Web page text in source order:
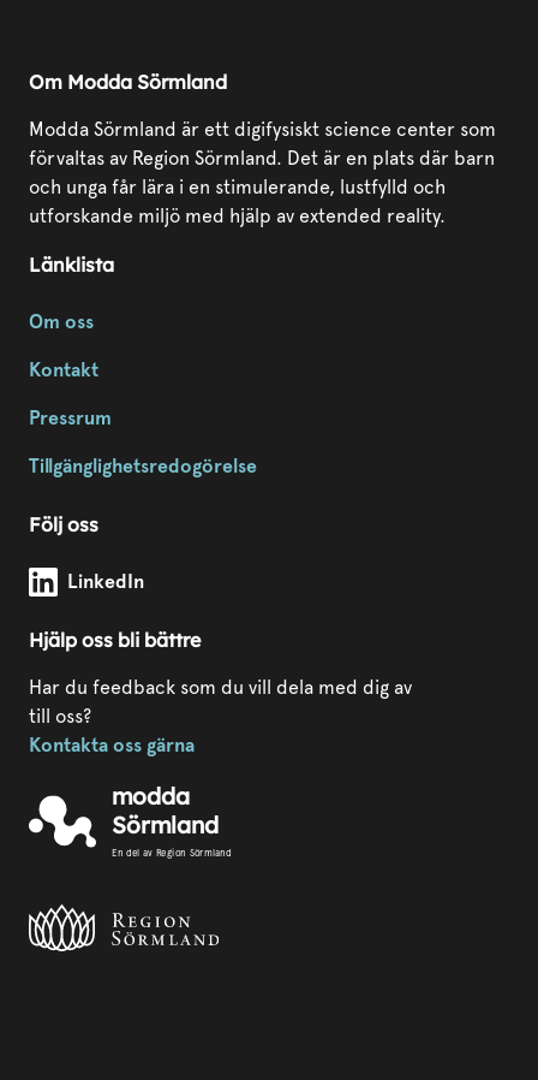
modda
Sörmland
En del av Region Sörmland
Om Modda Sörmland
Modda Sörmland är ett digifysiskt science center som
förvaltas av Region Sörmland. Det är en plats där barn
och unga får lära i en stimulerande, lustfylld och
utforskande miljö med hjälp av extended reality.
Länklista
Om oss
Kontakt
Pressrum
Tillgänglighetsredogörelse
Följ oss
Modda Sörmland på
LinkedIn
Hjälp oss bli bättre
Har du feedback som du vill dela med dig av
till oss?
Kontakta oss gärna